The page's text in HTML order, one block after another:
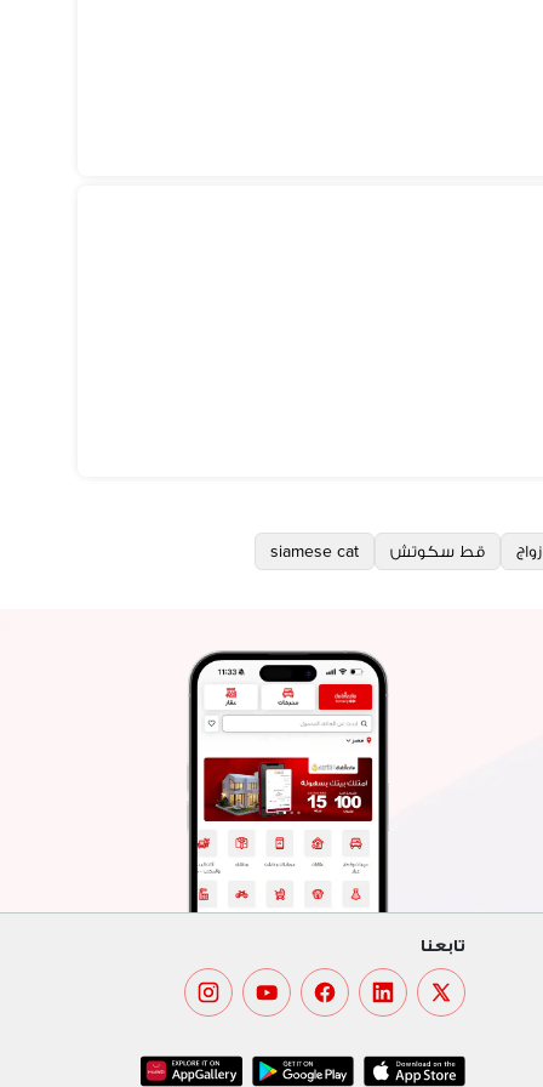
زواج قط سكوتش siamese cat
تابعنا